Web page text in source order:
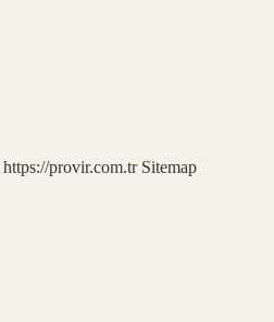
https://provir.com.tr Sitemap